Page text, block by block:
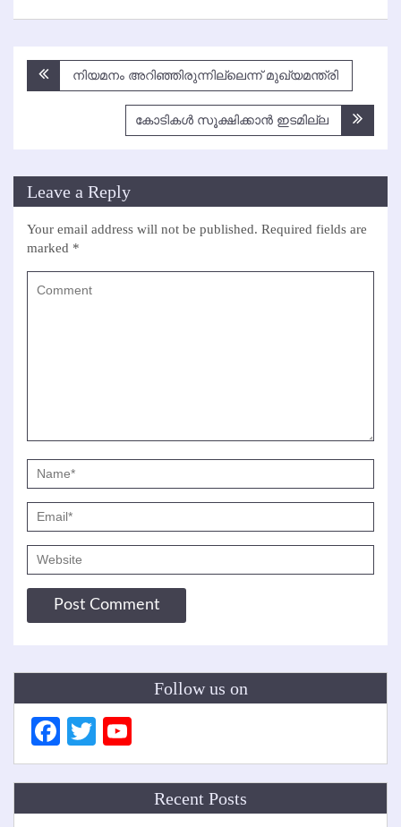
Post
navigation
നിയമനം അറിഞ്ഞിരുന്നില്ലെന്ന് മുഖ്യമന്ത്രി
കോടികള്‍ സൂക്ഷിക്കാന്‍ ഇടമില്ല
Leave a Reply
Your email address will not be published. Required fields are
marked *
Follow us on
Facebook
Twitter
Channel
Recent Posts